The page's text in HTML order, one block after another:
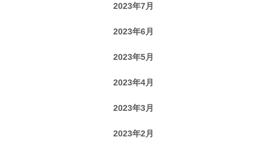
2023年7月
2023年6月
2023年5月
2023年4月
2023年3月
2023年2月